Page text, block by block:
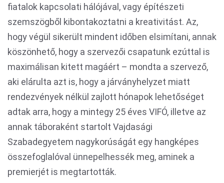
fiatalok kapcsolati hálójával, vagy építészeti
szemszögből kibontakoztatni a kreativitást. Az,
hogy végül sikerült mindent időben elsimítani, annak
köszönhető, hogy a szervezői csapatunk ezúttal is
maximálisan kitett magáért – mondta a szervező,
aki elárulta azt is, hogy a járványhelyzet miatt
rendezvények nélkül zajlott hónapok lehetőséget
adtak arra, hogy a mintegy 25 éves VIFÓ, illetve az
annak táboraként startolt Vajdasági
Szabadegyetem nagykorúságát egy hangképes
összefoglalóval ünnepelhessék meg, aminek a
premierjét is megtartották.